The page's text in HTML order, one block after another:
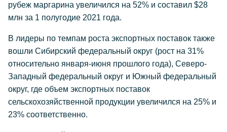
рубеж маргарина увеличился на 52% и составил $28
млн за 1 полугодие 2021 года.
В лидеры по темпам роста экспортных поставок также
вошли Сибирский федеральный округ (рост на 31%
относительно января-июня прошлого года), Северо-
Западный федеральный округ и Южный федеральный
округ, где объем экспортных поставок
сельскохозяйственной продукции увеличился на 25% и
23% соответственно.